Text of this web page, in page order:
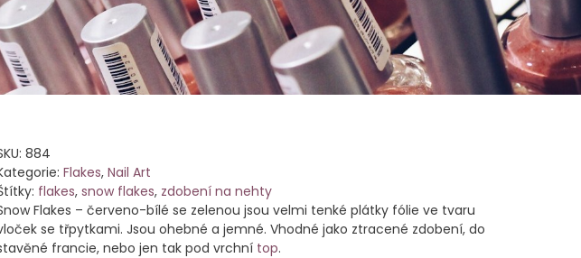
884
Flakes, Nail Art
flakes, snow flakes, zdobení na nehty
Flakes – červeno-bílé se zelenou jsou velmi tenké plátky fólie ve tvaru
se třpytkami. Jsou ohebné a jemné. Vhodné jako ztracené zdobení, do
francie, nebo jen tak pod vrchní top.